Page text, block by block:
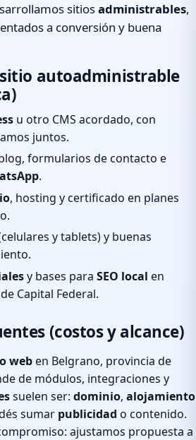
sitiosadministrables,
a conversión y buena
autoadministrable
u otro CMS acordado, con
juntos.
formularios de contacto e
.
, hosting y certificado en planes
y tablets) y buenas
y bases para SEO local en
Capital Federal.
(costos y alcance)
weben Belgrano, provincia de
de módulos, integraciones y
suelen ser: dominio, alojamiento
sumar publicidad o contenido.
ajustamos propuesta a